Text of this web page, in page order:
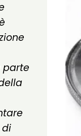
parte
di